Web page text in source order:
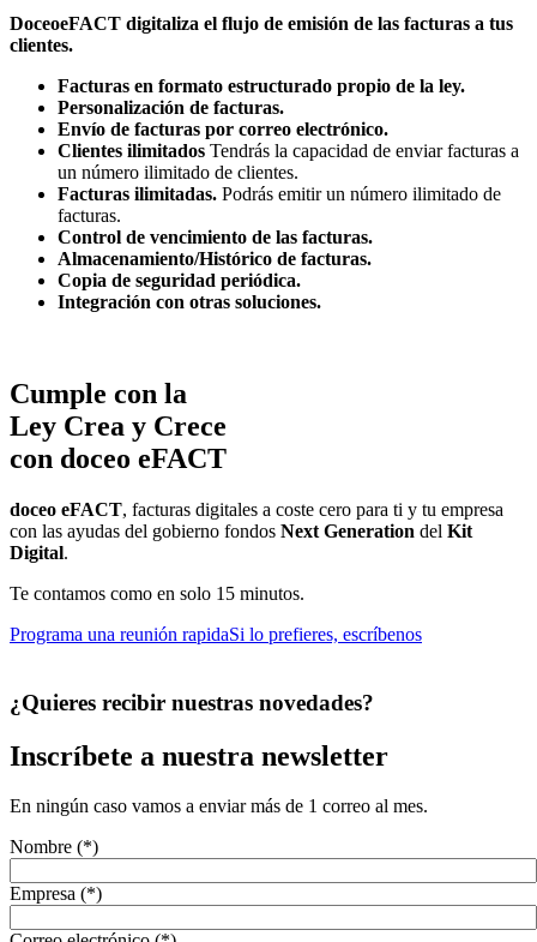
DoceoeFACT digitaliza el flujo de emisión de las facturas a tus
clientes.
Facturas en formato estructurado propio de la ley.
Personalización de facturas.
Envío de facturas por correo electrónico.
Clientes ilimitados Tendrás la capacidad de enviar facturas a
un número ilimitado de clientes.
Facturas ilimitadas. Podrás emitir un número ilimitado de
facturas.
Control de vencimiento de las facturas.
Almacenamiento/Histórico de facturas.
Copia de seguridad periódica.
Integración con otras soluciones.
Cumple con la
Ley Crea y Crece
con doceo eFACT
doceo eFACT, facturas digitales a coste cero para ti y tu empresa
con las ayudas del gobierno fondos Next Generation del Kit
Digital.
Te contamos como en solo 15 minutos.
Programa una reunión rapidaSi lo prefieres, escríbenos
¿Quieres recibir nuestras novedades?
Inscríbete a nuestra newsletter
En ningún caso vamos a enviar más de 1 correo al mes.
Nombre (*)
Empresa (*)